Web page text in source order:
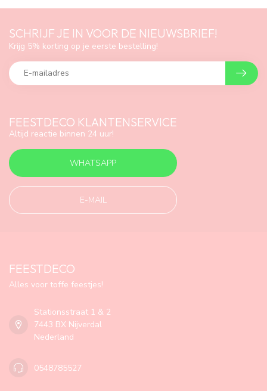
FEESTDECO KLANTENSERVICE
Altijd reactie binnen 24 uur!
WHATSAPP
E-MAIL
SCHRIJF JE IN VOOR DE NIEUWSBRIEF!
Krijg 5% korting op je eerste bestelling!
FEESTDECO
Alles voor toffe feestjes!
Stationsstraat 1 & 2
7443 BX Nijverdal
Nederland
0548785527